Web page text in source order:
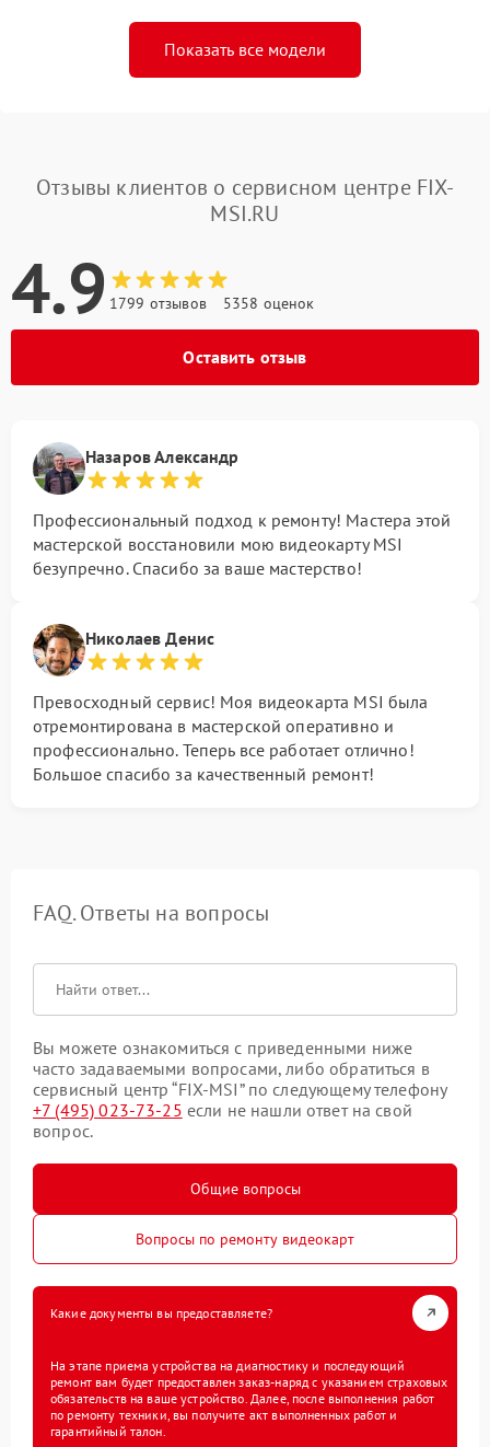
Показать все модели
Отзывы клиентов о сервисном центре FIX-
MSI.RU
4.9 1799 отзывов 5358 оценок
Оставить отзыв
Назаров Александр
Профессиональный подход к ремонту! Мастера этой
мастерской восстановили мою видеокарту MSI
безупречно. Спасибо за ваше мастерство!
Николаев Денис
Превосходный сервис! Моя видеокарта MSI была
отремонтирована в мастерской оперативно и
профессионально. Теперь все работает отлично!
Большое спасибо за качественный ремонт!
FAQ. Ответы на вопросы
Вы можете ознакомиться с приведенными ниже
часто задаваемыми вопросами, либо обратиться в
сервисный центр “FIX-MSI” по следующему телефону
+7 (495) 023-73-25 если не нашли ответ на свой
вопрос.
Общие вопросы
Вопросы по ремонту видеокарт
Какие документы вы предоставляете?
На этапе приема устройства на диагностику и последующий
ремонт вам будет предоставлен заказ-наряд с указанием страховых
обязательств на ваше устройство. Далее, после выполнения работ
по ремонту техники, вы получите акт выполненных работ и
гарантийный талон.